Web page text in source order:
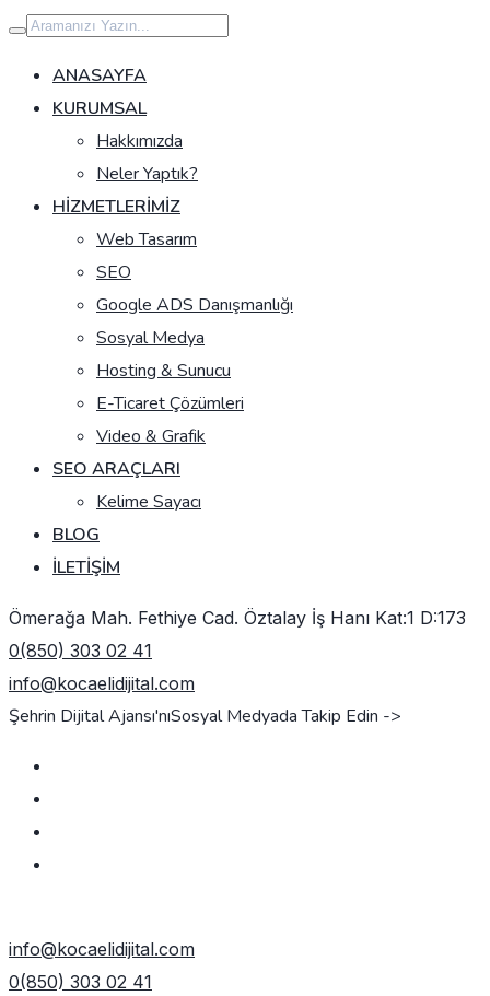
İçeriğe
geç
ANASAYFA
KURUMSAL
Hakkımızda
Neler Yaptık?
HIZMETLERIMIZ
Web Tasarım
SEO
Google ADS Danışmanlığı
Sosyal Medya
Hosting & Sunucu
E-Ticaret Çözümleri
Video & Grafik
SEO ARAÇLARI
Kelime Sayacı
BLOG
İLETIŞIM
Ömerağa Mah. Fethiye Cad. Öztalay İş Hanı Kat:1 D:173
0(850) 303 02 41
info@kocaelidijital.com
Şehrin Dijital Ajansı'nıSosyal Medyada Takip Edin ->
info@kocaelidijital.com
0(850) 303 02 41